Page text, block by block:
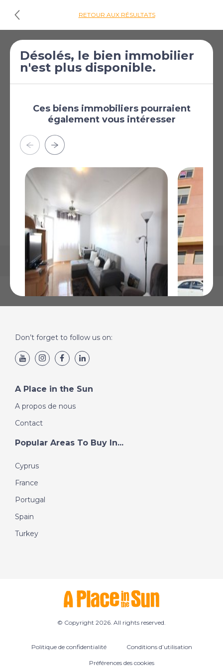
RETOUR AUX RÉSULTATS
Appartement de 1
chambre à vendre à
Région de Valence,
€69 000
AFFICHER SUR LA CARTE
La carte peut ne pas indiquer l'emplacement exact
Désolés, le bien immobilier
n'est plus disponible.
Ces biens immobiliers pourraient
également vous intéresser
€79 950
Plus de Détails
Don’t forget to follow us on:
A Place in the Sun
A propos de nous
Contact
Popular Areas To Buy In...
Cyprus
France
Portugal
Spain
Turkey
© Copyright 2026. All rights reserved.
Politique de confidentialité Conditions d’utilisation
Préférences des cookies